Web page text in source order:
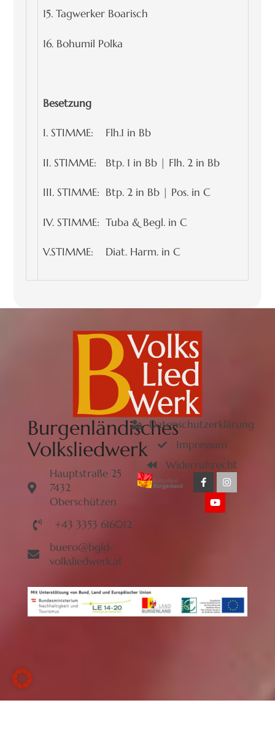
15. Tagwerker Boarisch
16. Bohumil Polka
Besetzung
I. STIMME: Flh.1 in Bb
II. STIMME: Btp. 1 in Bb | Flh. 2 in Bb
III. STIMME: Btp. 2 in Bb | Pos. in C
IV. STIMME: Tuba & Begl. in C
V.STIMME: Diat. Harm. in C
Burgenländisches
Volksliedwerk
Hauptstraße 25
7432
Oberschützen
+43 3353 616012
buero@bgld-
volksliedwerk.at
Datenschutzerklärung
Impressum
Widerrufsrecht